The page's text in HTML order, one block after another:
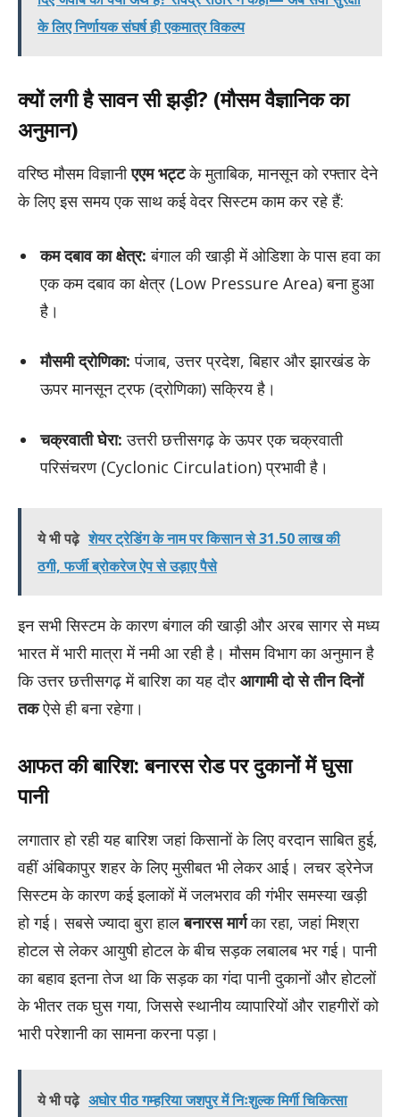
के लिए निर्णायक संघर्ष ही एकमात्र विकल्प
क्यों लगी है सावन सी झड़ी? (मौसम वैज्ञानिक का
अनुमान)
वरिष्ठ मौसम विज्ञानीएएम भट्टके मुताबिक, मानसून को रफ्तार देने
के लिए इस समय एक साथ कई वेदर सिस्टम काम कर रहे हैं:
कम दबाव का क्षेत्र: बंगाल की खाड़ी में ओडिशा के पास हवा का
एक कम दबाव का क्षेत्र (Low Pressure Area) बना हुआ
है।
मौसमी द्रोणिका: पंजाब, उत्तर प्रदेश, बिहार और झारखंड के
ऊपर मानसून ट्रफ (द्रोणिका) सक्रिय है।
चक्रवाती घेरा: उत्तरी छत्तीसगढ़ के ऊपर एक चक्रवाती
परिसंचरण (Cyclonic Circulation) प्रभावी है।
ये भी पढ़े शेयर ट्रेडिंग के नाम पर किसान से 31.50 लाख की
ठगी, फर्जी ब्रोकरेज ऐप से उड़ाए पैसे
इन सभी सिस्टम के कारण बंगाल की खाड़ी और अरब सागर से मध्य
भारत में भारी मात्रा में नमी आ रही है। मौसम विभाग का अनुमान है
कि उत्तर छत्तीसगढ़ में बारिश का यह दौर आगामी दो से तीन दिनों
तकऐसे ही बना रहेगा।
आफत की बारिश: बनारस रोड पर दुकानों में घुसा
पानी
लगातार हो रही यह बारिश जहां किसानों के लिए वरदान साबित हुई,
वहीं अंबिकापुर शहर के लिए मुसीबत भी लेकर आई। लचर ड्रेनेज
सिस्टम के कारण कई इलाकों में जलभराव की गंभीर समस्या खड़ी
हो गई। सबसे ज्यादा बुरा हालबनारस मार्गका रहा, जहां मिश्रा
होटल से लेकर आयुषी होटल के बीच सड़क लबालब भर गई। पानी
का बहाव इतना तेज था कि सड़क का गंदा पानी दुकानों और होटलों
के भीतर तक घुस गया, जिससे स्थानीय व्यापारियों और राहगीरों को
भारी परेशानी का सामना करना पड़ा।
ये भी पढ़े अघोर पीठ गम्हरिया जशपुर में निःशुल्क मिर्गी चिकित्सा